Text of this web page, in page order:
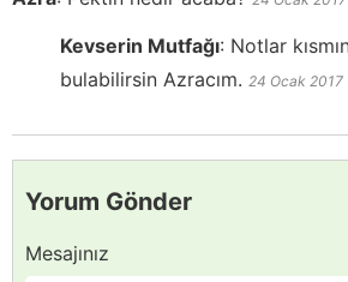
Kevserin Mutfağı: Notlar
bulabilirsin Azracım. 24 Ocak 2017
Yorum Gönder
Mesajınız